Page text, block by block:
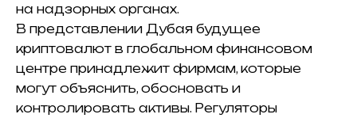
на надзорных органах.
В представлении Дубая будущее
криптовалют в глобальном финансовом
центре принадлежит фирмам, которые
могут объяснить, обосновать и
контролировать активы. Регуляторы